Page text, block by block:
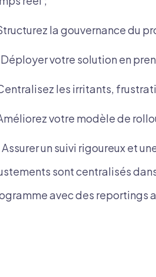
la gouvernance du
votre solution en
les irritants,
votre modèle de
un suivi rigoureux et
sont centralisés
avec des reportings